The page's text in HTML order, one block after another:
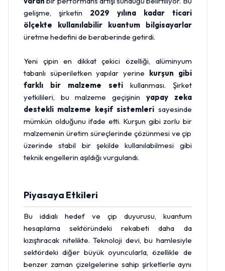
gelişme, şirketin 2029 yılına kadar ticari
ölçekte kullanılabilir kuantum bilgisayarlar
üretme hedefini de beraberinde getirdi.
Yeni çipin en dikkat çekici özelliği, alüminyum
tabanlı süperiletken yapılar yerine kurşun gibi
farklı bir malzeme setikullanması. Şirket
yetkilileri, bu malzeme geçişinin yapay zeka
destekli malzeme keşif sistemleri sayesinde
mümkün olduğunu ifade etti. Kurşun gibi zorlu bir
malzemenin üretim süreçlerinde çözünmesi ve çip
üzerinde stabil bir şekilde kullanılabilmesi gibi
teknik engellerin aşıldığı vurgulandı.
Piyasaya Etkileri
Bu iddialı hedef ve çip duyurusu, kuantum
hesaplama sektöründeki rekabeti daha da
kızıştıracak nitelikte. Teknoloji devi, bu hamlesiyle
sektördeki diğer büyük oyuncularla, özellikle de
benzer zaman çizelgelerine sahip şirketlerle aynı